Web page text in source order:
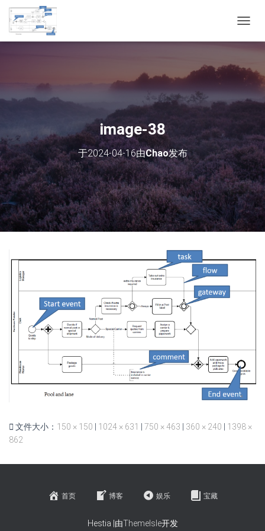
换
image-38
于2024-04-16由Chao发布
文件大小： 150 × 150 1024 × 631 750 × 463 360 × 240
1398 ×
862
首页 博客 娱乐 宝藏
Hestia |由ThemeIsle开发